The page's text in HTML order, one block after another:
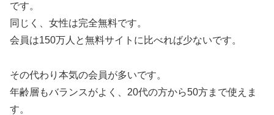
です。
同じく、女性は完全無料です。
会員は150万人と無料サイトに比べれば少ないです。
その代わり本気の会員が多いです。
年齢層もバランスがよく、20代の方から50方まで使えま
す。